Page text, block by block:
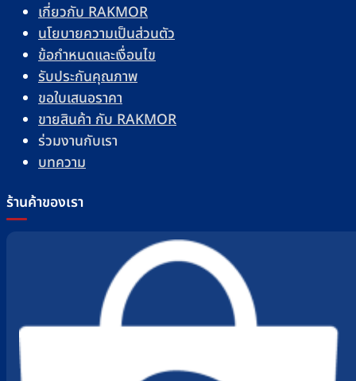
เกี่ยวกับ RAKMOR
นโยบายความเป็นส่วนตัว
ข้อกำหนดและเงื่อนไข
รับประกันคุณภาพ
ขอใบเสนอราคา
ขายสินค้า กับ RAKMOR
ร่วมงานกับเรา
บทความ
ร้านค้าของเรา